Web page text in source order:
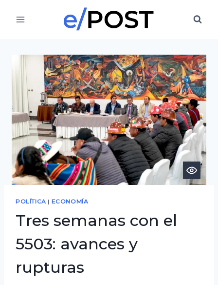
POLÍTICA | ECONOMÍA
Tres semanas con el
5503: avances y
rupturas